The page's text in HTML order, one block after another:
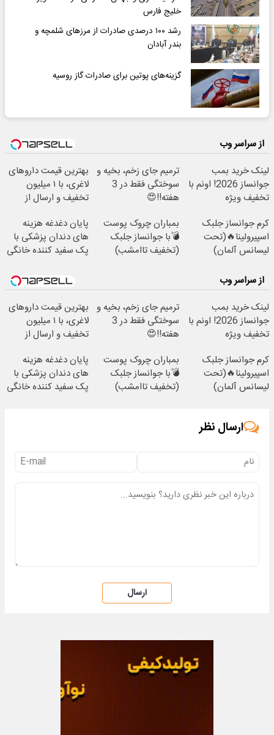
خلیج فارس
رشد ۱۰۰ درصدی صادرات از مرزهای شلمچه و
بندر آبادان
گزینه‌های پوتین برای صادرات گاز روسیه
از سراسر وب
لینک خرید بمب
جوانساز 2026! اونم با
تخفیف ویژه
ترمیم جای زخم، بخیه و
سوختگی فقط در 3
هفته!!😍
بهترین قیمت داروهای
لاغری، با ۱ میلیون
تخفیف و ارسال از
کرم جوانساز جلبک
اسپیرولینا🔥(تحت
لیسانس آلمان)
بمباران چروک پوست
💣با جوانساز جلبک
(تخفیف تاامشب)
پایان دغدغه هزینه
های دندان پزشکی با
پک سفید کننده خانگی
از سراسر وب
لینک خرید بمب
جوانساز 2026! اونم با
تخفیف ویژه
ترمیم جای زخم، بخیه و
سوختگی فقط در 3
هفته!!😍
بهترین قیمت داروهای
لاغری، با ۱ میلیون
تخفیف و ارسال از
کرم جوانساز جلبک
اسپیرولینا🔥(تحت
لیسانس آلمان)
بمباران چروک پوست
💣با جوانساز جلبک
(تخفیف تاامشب)
پایان دغدغه هزینه
های دندان پزشکی با
پک سفید کننده خانگی
ارسال نظر
ارسال